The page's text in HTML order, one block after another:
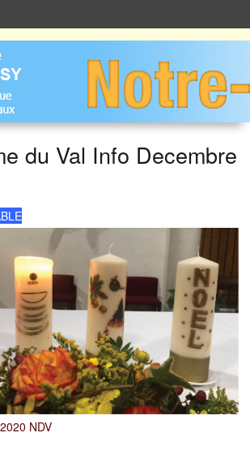
du Val Info Decembre
NDV